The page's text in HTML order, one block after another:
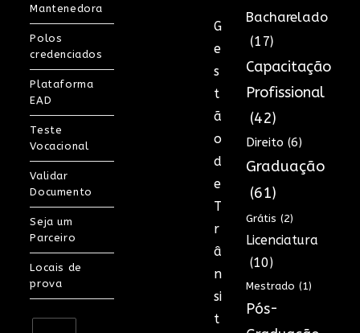
Mantenedora
Polos
credenciados
Plataforma
EAD
Teste
Vocacional
Validar
Documento
Seja um
Parceiro
Locais de
prova
G
e
s
t
ã
o
d
e
T
r
â
n
si
t
Bacharelado
(17)
Capacitação
Profissional
(42)
Direito (6)
Graduação
(61)
Grátis (2)
Licenciatura
(10)
Mestrado (1)
Pós-